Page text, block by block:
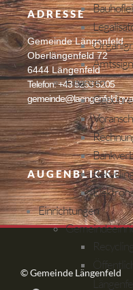
Finanzen
Einrichtungen
ADRESSE
Gemeinde Längenfeld
Oberlängenfeld 72
6444 Längenfeld
Telefon: +43 5253 5205
AUGENBLICKE
© Gemeinde Längenfeld